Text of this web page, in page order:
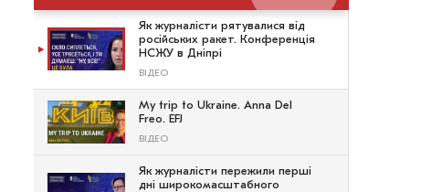
Як журналісти рятувалися від
російських ракет. Конференція
НСЖУ в Дніпрі
ВІДЕО
My trip to Ukraine. Anna Del
Freo. EFJ
ВІДЕО
Як журналісти пережили перші
дні широкомасштабного